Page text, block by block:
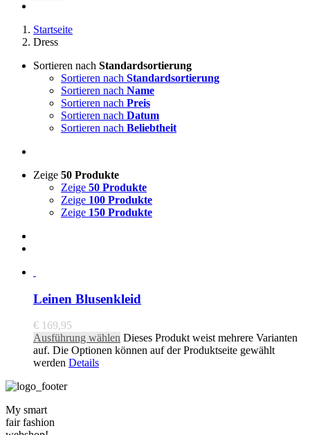
Startseite
Dress
Sortieren nach Standardsortierung
Sortieren nach Standardsortierung
Sortieren nach Name
Sortieren nach Preis
Sortieren nach Datum
Sortieren nach Beliebtheit
Zeige 50 Produkte
Zeige 50 Produkte
Zeige 100 Produkte
Zeige 150 Produkte
Leinen Blusenkleid
€ 169,95
Ausführung wählen Dieses Produkt weist mehrere Varianten
auf. Die Optionen können auf der Produktseite gewählt
werden Details
My smart
fair fashion